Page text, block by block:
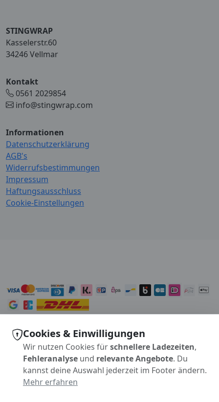
Cookies & Einwilligungen
Wir nutzen Cookies fürschnellere Ladezeiten,
Fehleranalyse und relevante Angebote. Du
kannst deine Auswahl jederzeit im Footer ändern.
Mehr erfahren
STINGWRAP
Kasselerstr.60
34246 Vellmar
Kontakt
0561 2029854
info@stingwrap.com
Informationen
Datenschutzerklärung
AGB's
Widerrufsbestimmungen
Impressum
Haftungsausschluss
Cookie-Einstellungen